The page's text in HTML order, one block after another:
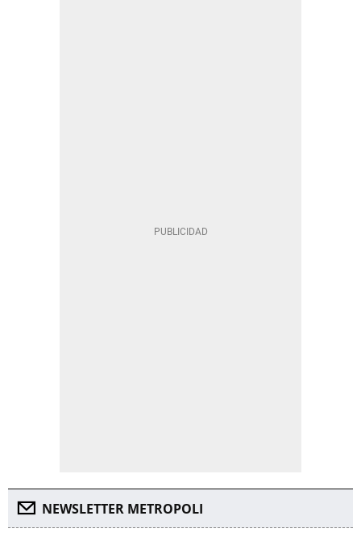
NEWSLETTER METROPOLI